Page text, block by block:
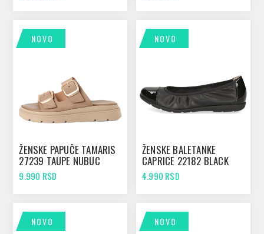
NOVO
ŽENSKE PAPUČE TAMARIS
27239 TAUPE NUBUC
9.990 RSD
NOVO
ŽENSKE BALETANKE
CAPRICE 22182 BLACK
COMB
4.990 RSD
NOVO NOVO